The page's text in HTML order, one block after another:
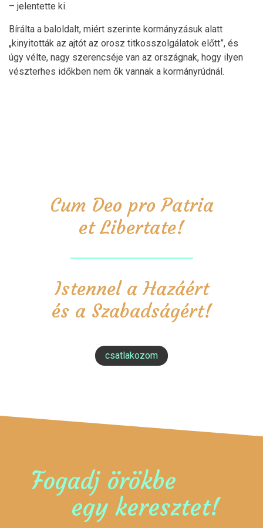
– jelentette ki.
Bírálta a baloldalt, miért szerinte kormányzásuk alatt
„kinyitották az ajtót az orosz titkosszolgálatok előtt”, és
úgy vélte, nagy szerencséje van az országnak, hogy ilyen
vészterhes időkben nem ők vannak a kormányrúdnál.
Cum Deo pro Patria
et Libertate!
Istennel a Hazáért
és a Szabadságért!
csatlakozom
Fogadj örökbe
egy keresztet!